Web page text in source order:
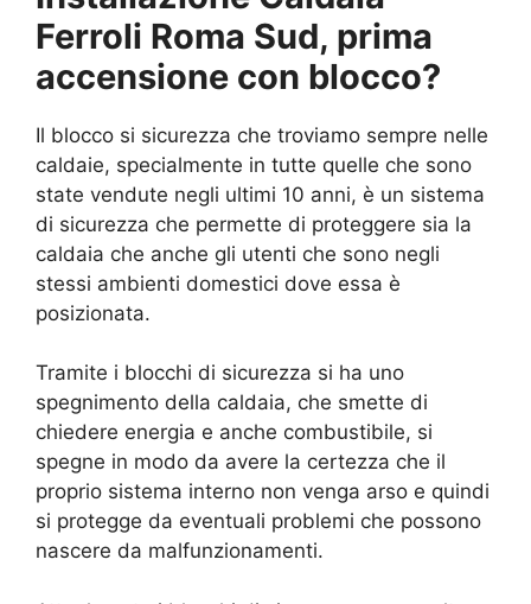
Ferroli Roma Sud, prima
accensione con blocco?
Il blocco si sicurezza che troviamo sempre nelle
caldaie, specialmente in tutte quelle che sono
state vendute negli ultimi 10 anni, è un sistema
di sicurezza che permette di proteggere sia la
caldaia che anche gli utenti che sono negli
stessi ambienti domestici dove essa è
posizionata.
Tramite i blocchi di sicurezza si ha uno
spegnimento della caldaia, che smette di
chiedere energia e anche combustibile, si
spegne in modo da avere la certezza che il
proprio sistema interno non venga arso e quindi
si protegge da eventuali problemi che possono
nascere da malfunzionamenti.